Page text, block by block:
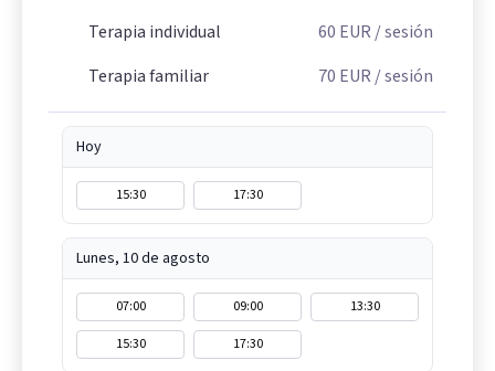
Terapia individual
60 EUR / sesión
Terapia familiar
70 EUR / sesión
Hoy
15:30 17:30
Lunes, 10 de agosto
07:00 09:00
13:30
15:30
17:30